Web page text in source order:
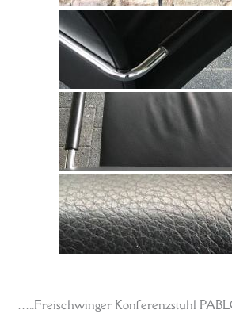
…..Freischwinger Konferenzstuhl